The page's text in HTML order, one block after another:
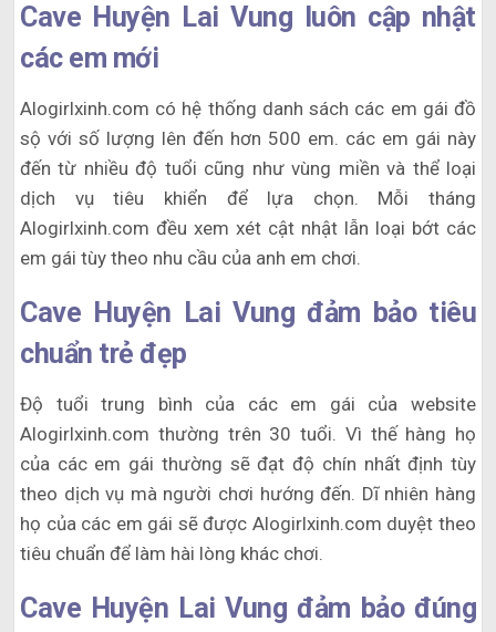
Cave Huyện Lai Vung luôn cập nhật
các em mới
Alogirlxinh.com có hệ thống danh sách các em gái đồ
sộ với số lượng lên đến hơn 500 em. các em gái này
đến từ nhiều độ tuổi cũng như vùng miền và thể loại
dịch vụ tiêu khiển để lựa chọn. Mỗi tháng
Alogirlxinh.com đều xem xét cật nhật lẫn loại bớt các
em gái tùy theo nhu cầu của anh em chơi.
Cave Huyện Lai Vung đảm bảo tiêu
chuẩn trẻ đẹp
Độ tuổi trung bình của các em gái của website
Alogirlxinh.com thường trên 30 tuổi. Vì thế hàng họ
của các em gái thường sẽ đạt độ chín nhất định tùy
theo dịch vụ mà người chơi hướng đến. Dĩ nhiên hàng
họ của các em gái sẽ được Alogirlxinh.com duyệt theo
tiêu chuẩn để làm hài lòng khác chơi.
Cave Huyện Lai Vung đảm bảo đúng